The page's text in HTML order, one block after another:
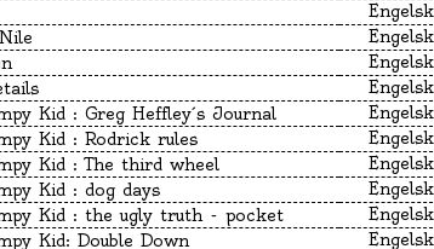
Kid : Greg Heffley´s Journal
Kid : Rodrick rules
Kid : The third wheel
Kid : dog days
Kid : the ugly truth - pocket
Kid: Double Down